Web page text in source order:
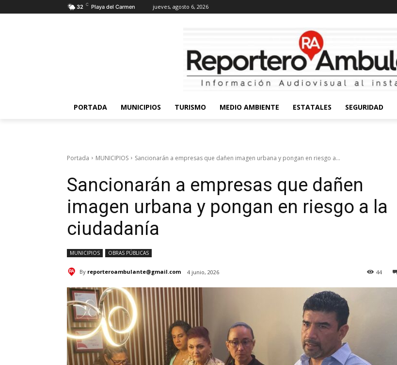
32 C Playa del Carmen jueves, agosto 6, 2026
PORTADA MUNICIPIOS TURISMO MEDIO AMBIENTE ESTATALES SEGURIDAD
Portada MUNICIPIOS Sancionarán a empresas que dañen imagen urbana y pongan en riesgo a...
Sancionarán a empresas que dañen
imagen urbana y pongan en riesgo a la
ciudadanía
MUNICIPIOS OBRAS PÚBLICAS
By reporteroambulante@gmail.com 4 junio, 2026 44